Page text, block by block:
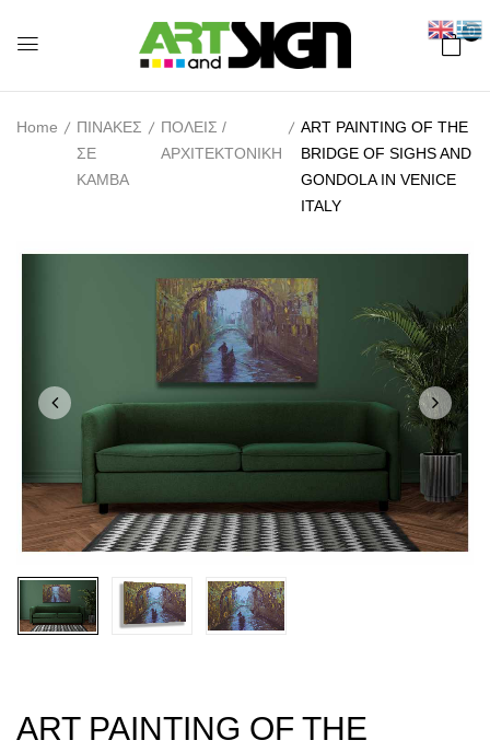
0
Home
ΠΙΝΑΚΕΣ
ΣΕ
ΚΑΜΒΑ
ΠΟΛΕΙΣ /
ΑΡΧΙΤΕΚΤΟΝΙΚΗ
ART PAINTING OF THE
BRIDGE OF SIGHS AND
GONDOLA IN VENICE
ITALY
ART PAINTING OF THE